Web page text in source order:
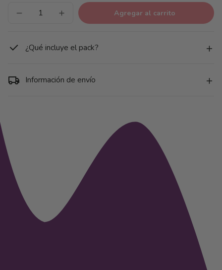
Reducir
Ciudades
Minimalistas
Aumentar
cantidad
Ciudades
Minimalistas
Agregar al carrito
¿Qué incluye el pack?
Información de envío